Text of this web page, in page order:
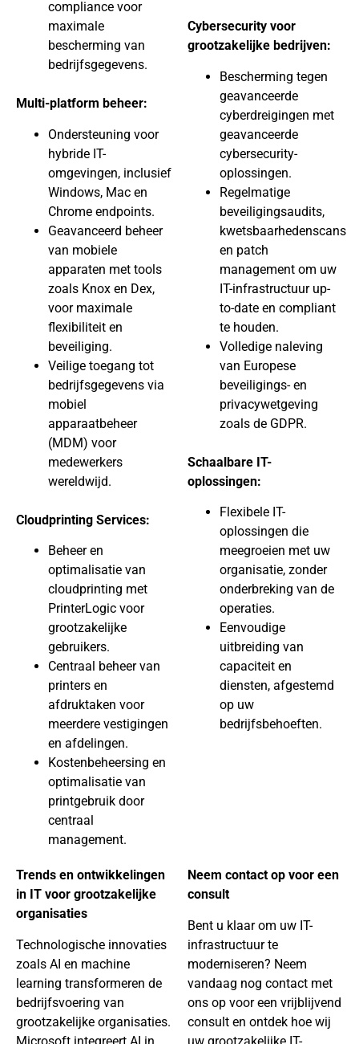
compliance voor
maximale
bescherming van
bedrijfsgegevens.
Multi-platform beheer:
Ondersteuning voor
hybride IT-
omgevingen, inclusief
Windows, Mac en
Chrome endpoints.
Geavanceerd beheer
van mobiele
apparaten met tools
zoals Knox en Dex,
voor maximale
flexibiliteit en
beveiliging.
Veilige toegang tot
bedrijfsgegevens via
mobiel
apparaatbeheer
(MDM) voor
medewerkers
wereldwijd.
Cloudprinting Services:
Beheer en
optimalisatie van
cloudprinting met
PrinterLogic voor
grootzakelijke
gebruikers.
Centraal beheer van
printers en
afdruktaken voor
meerdere vestigingen
en afdelingen.
Kostenbeheersing en
optimalisatie van
printgebruik door
centraal
management.
Cybersecurity voor
grootzakelijke bedrijven:
Bescherming tegen
geavanceerde
cyberdreigingen met
geavanceerde
cybersecurity-
oplossingen.
Regelmatige
beveiligingsaudits,
kwetsbaarhedenscans
en patch
management om uw
IT-infrastructuur up-
to-date en compliant
te houden.
Volledige naleving
van Europese
beveiligings- en
privacywetgeving
zoals de GDPR.
Schaalbare IT-
oplossingen:
Flexibele IT-
oplossingen die
meegroeien met uw
organisatie, zonder
onderbreking van de
operaties.
Eenvoudige
uitbreiding van
capaciteit en
diensten, afgestemd
op uw
bedrijfsbehoeften.
Trends en ontwikkelingen
in IT voor grootzakelijke
organisaties
Technologische innovaties
zoals AI en machine
learning transformeren de
bedrijfsvoering van
grootzakelijke organisaties.
Microsoft integreert AI in
Neem contact op voor een
consult
Bent u klaar om uw IT-
infrastructuur te
moderniseren? Neem
vandaag nog contact met
ons op voor een vrijblijvend
consult en ontdek hoe wij
uw grootzakelijke IT-